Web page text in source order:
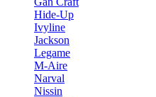
Hide-Up
Ivyline
Jackson
Legame
M-Aire
Narval
Nissin